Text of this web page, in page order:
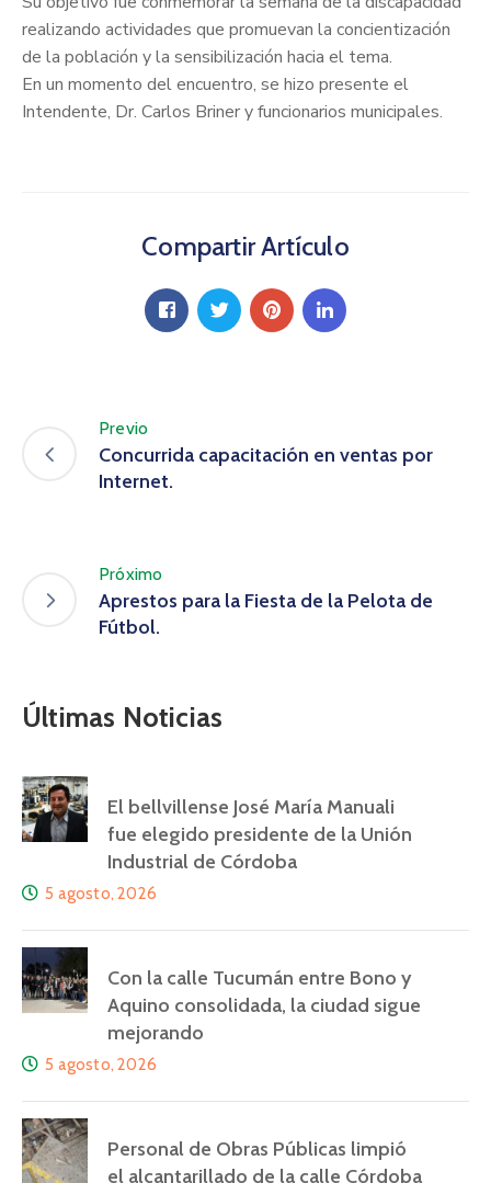
realizando actividades que promuevan la concientización
de la población y la sensibilización hacia el tema.
En un momento del encuentro, se hizo presente el
Intendente, Dr. Carlos Briner y funcionarios municipales.
Compartir Artículo
Previo
Concurrida capacitación en ventas por
Internet.
Próximo
Aprestos para la Fiesta de la Pelota de
Fútbol.
Últimas Noticias
El bellvillense José María Manuali
fue elegido presidente de la Unión
Industrial de Córdoba
5 agosto, 2026
Con la calle Tucumán entre Bono y
Aquino consolidada, la ciudad sigue
mejorando
5 agosto, 2026
Personal de Obras Públicas limpió
el alcantarillado de la calle Córdoba